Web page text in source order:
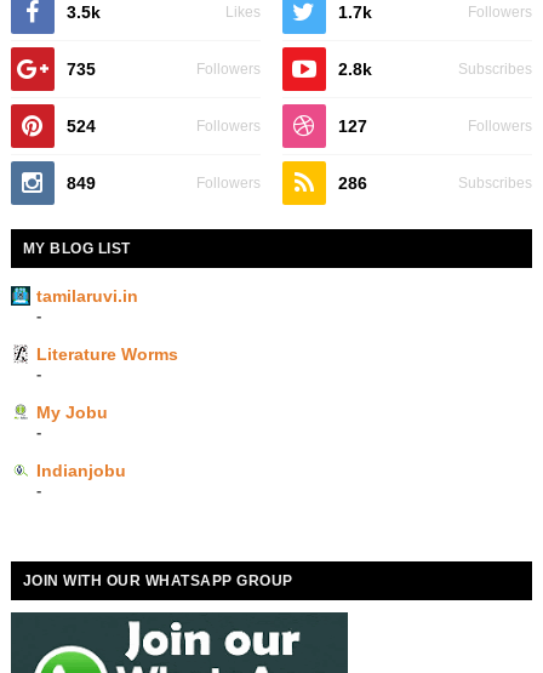
3.5k Likes 1.7k Followers
735 Followers 2.8k Subscribes
524 Followers 127 Followers
849 Followers 286 Subscribes
MY BLOG LIST
tamilaruvi.in
-
Literature Worms
-
My Jobu
-
Indianjobu
-
JOIN WITH OUR WHATSAPP GROUP